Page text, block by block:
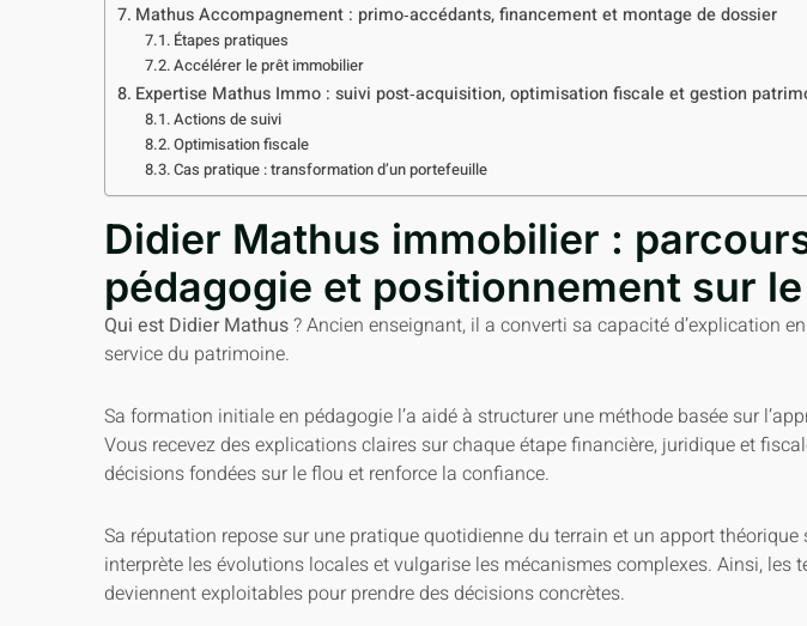
Mathus Accompagnement : primo‑accédants, financement et montage de dossier
Étapes pratiques
Accélérer le prêt immobilier
Expertise Mathus Immo : suivi post‑acquisition, optimisation fiscale et gestion
Actions de suivi
Optimisation fiscale
Cas pratique : transformation d’un portefeuille
Didier Mathus immobilier :
pédagogie et positionnement sur
Qui est Didier Mathus? Ancien enseignant, il a converti sa capacité d’explication
service du patrimoine.
Sa formation initiale en pédagogie l’a aidé à structurer une méthode basée sur
Vous recevez des explications claires sur chaque étape financière, juridique et
décisions fondées sur le flou et renforce la confiance.
Sa réputation repose sur une pratique quotidienne du terrain et un apport
interprète les évolutions locales et vulgarise les mécanismes complexes. Ainsi, les
deviennent exploitables pour prendre des décisions concrètes.